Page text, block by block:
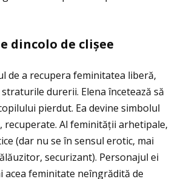
dincolo de clișee
de a recupera feminitatea liberă,
durerii. Elena încetează să
pierdut. Ea devine simbolul
Al feminităţii arhetipale,
(dar nu se în sensul erotic, mai
securizant). Personajul ei
acea feminitate neîngrădită de